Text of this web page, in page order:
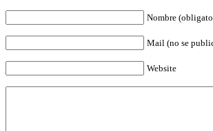
Nombre
Mail (no se
Website